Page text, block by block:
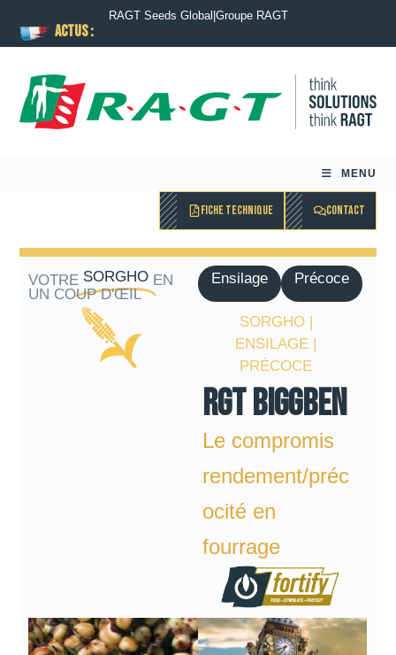
ACTUS :
RAGT Seeds Global Groupe RAGT
MENU
FICHE TECHNIQUE CONTACT
VOTRE SORGHO EN
UN COUP D'ŒIL
Ensilage Précoce
SORGHO |
ENSILAGE |
PRÉCOCE
RGT BIGGBEN
Le compromis
rendement/préc
ocité en
fourrage